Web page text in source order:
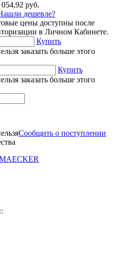
054,92руб.
дешевле?
цены доступны после
в Личном Кабинете.
Купить
заказать больше этого
Купить
заказать больше этого
Сообщить о поступлении